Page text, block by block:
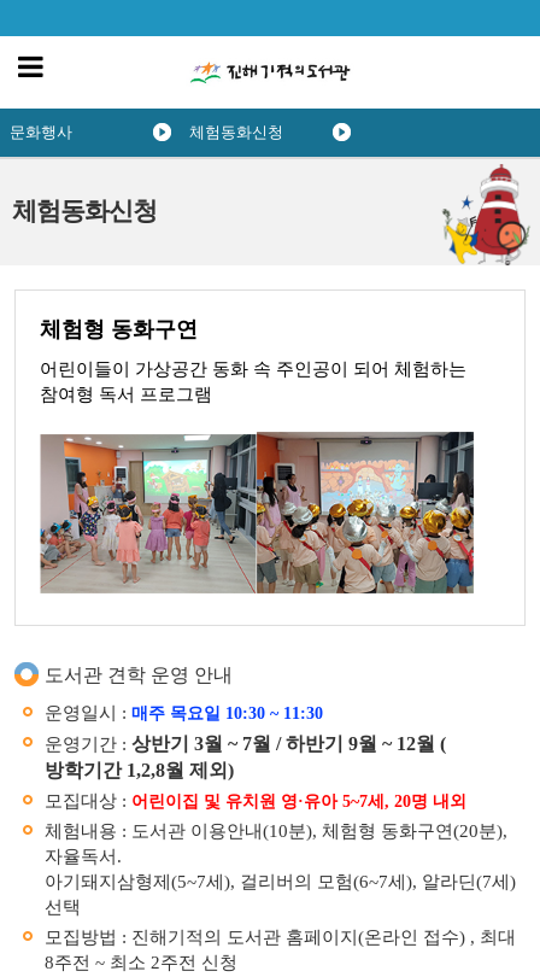
체험동화신청
문화행사 체험동화신청
체험형 동화구연
어린이들이 가상공간 동화 속 주인공이 되어 체험하는
참여형 독서 프로그램
도서관 견학 운영 안내
운영일시 : 매주 목요일 10:30 ~ 11:30
운영기간 : 상반기 3월 ~ 7월 / 하반기 9월 ~ 12월 (
방학기간 1,2,8월 제외)
모집대상 : 어린이집 및 유치원 영·유아 5~7세, 20명 내외
체험내용 : 도서관 이용안내(10분), 체험형 동화구연(20분),
자율독서.
아기돼지삼형제(5~7세), 걸리버의 모험(6~7세), 알라딘(7세)
선택
모집방법 : 진해기적의 도서관 홈페이지(온라인 접수) , 최대
8주전 ~ 최소 2주전 신청